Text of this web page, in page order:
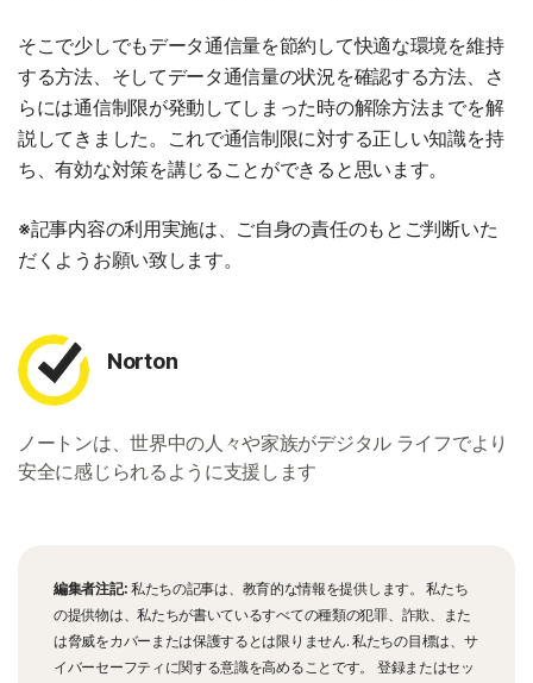
そこで少しでもデータ通信量を節約して快適な環境を維持
する方法、そしてデータ通信量の状況を確認する方法、さ
らには通信制限が発動してしまった時の解除方法までを解
説してきました。これで通信制限に対する正しい知識を持
ち、有効な対策を講じることができると思います。
※記事内容の利用実施は、ご自身の責任のもとご判断いた
だくようお願い致します。
Norton
ノートンは、世界中の人々や家族がデジタル ライフでより
安全に感じられるように支援します
編集者注記: 私たちの記事は、教育的な情報を提供します。 私たち
の提供物は、私たちが書いているすべての種類の犯罪、詐欺、また
は脅威をカバーまたは保護するとは限りません. 私たちの目標は、サ
イバーセーフティに関する意識を高めることです。 登録またはセッ